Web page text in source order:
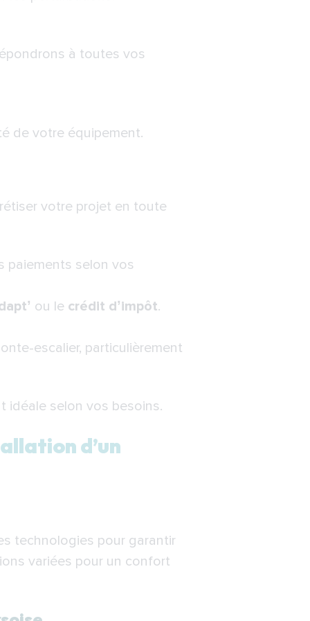
à toutes vos
de votre équipement.
votre projet en toute
paiements selon vos
ou le crédit d’impôt.
escalier, particulièrement
idéale selon vos besoins.
d’un
technologies pour garantir
variées pour un confort